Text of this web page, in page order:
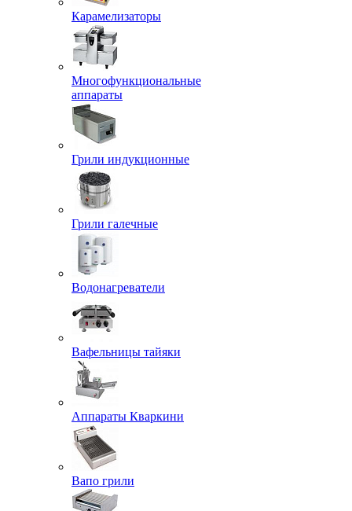
Карамелизаторы
Многофункциональные
аппараты
Грили индукционные
Грили галечные
Водонагреватели
Вафельницы тайяки
Аппараты Кваркини
Вапо грили